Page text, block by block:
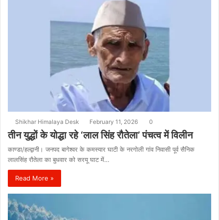
Shikhar Himalaya Desk February 11, 2026 0
तीन युद्धों के योद्धा रहे ‘लाल सिंह रौतेला’ पंचत्व में विलीन
काण्डा/हल्द्वानी। जनपद बागेश्वर के कमस्यार घाटी के नरगोली गांव निवासी पूर्व सैनिक
लालसिंह रौतेला का बुधवार को सरयू घाट में…
Read More »